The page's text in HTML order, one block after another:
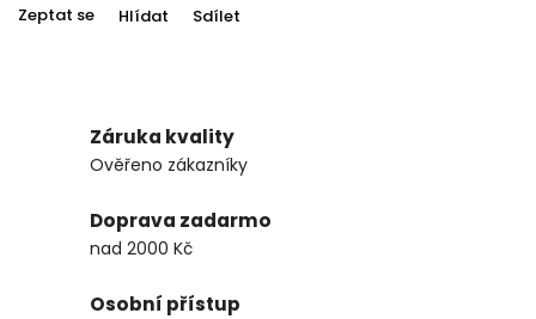
Zeptat se Hlídat Sdílet
Záruka kvality
Ověřeno zákazníky
Doprava zadarmo
nad 2000 Kč
Osobní přístup